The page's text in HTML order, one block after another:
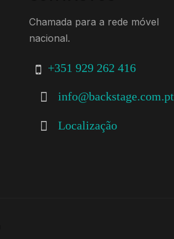
Chamada para a rede móvel
nacional.
+351 929 262 416
info@backstage.com.pt
Localização